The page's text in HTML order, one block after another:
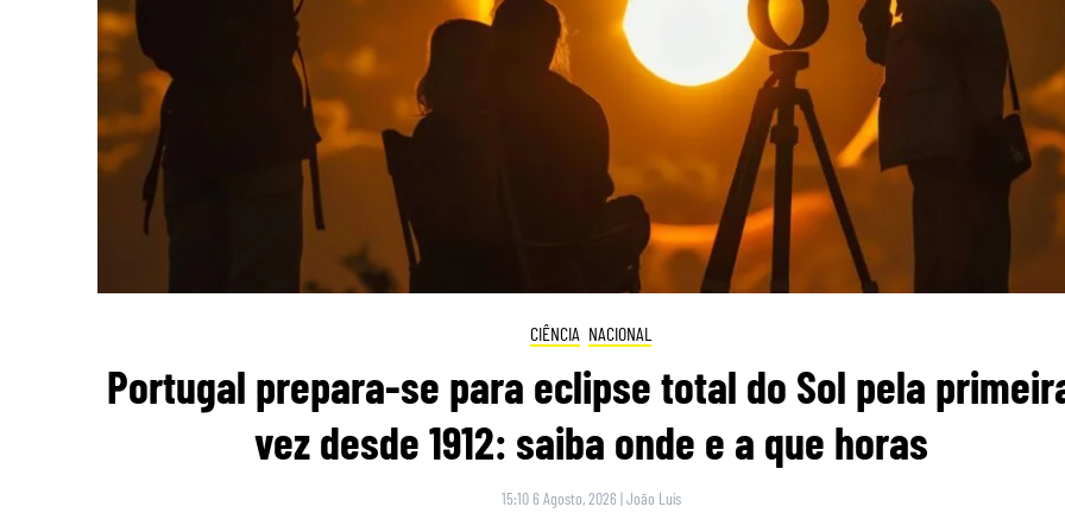
CIÊNCIA NACIONAL
Portugal prepara-se para eclipse total do Sol pela
vez desde 1912: saiba onde e a que horas
15:10 6 Agosto, 2026 |João Luís